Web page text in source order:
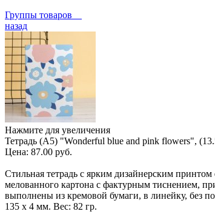
Группы товаров
назад
Нажмите для увеличения
Тетрадь (A5) "Wonderful blue and pink flowers",
Цена: 87.00 руб.
Стильная тетрадь с ярким дизайнерским
мелованного картона с фактурным тиснением,
выполнены из кремовой бумаги, в линейку, без
135 х 4 мм. Вес: 82 гр.